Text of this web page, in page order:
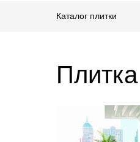
Каталог плитки